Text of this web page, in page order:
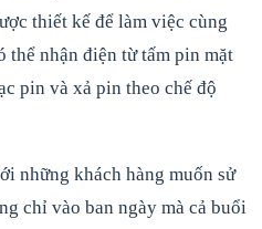
thiết kế để làm việc cùng
thể nhận điện từ tấm pin mặt
pin và xả pin theo chế độ
những khách hàng muốn sử
chỉ vào ban ngày mà cả buổi